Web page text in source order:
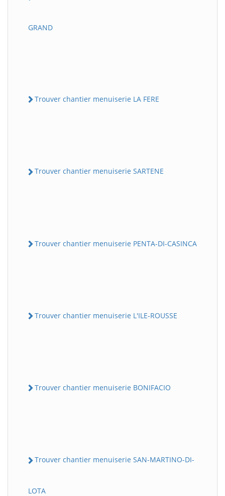
GRAND
Trouver chantier menuiserie LA FERE
Trouver chantier menuiserie SARTENE
Trouver chantier menuiserie PENTA-DI-CASINCA
Trouver chantier menuiserie L'ILE-ROUSSE
Trouver chantier menuiserie BONIFACIO
Trouver chantier menuiserie SAN-MARTINO-DI-
LOTA